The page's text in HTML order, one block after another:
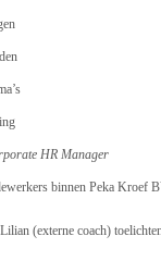
HR Manager
binnen Peka Kroef
(externe coach)